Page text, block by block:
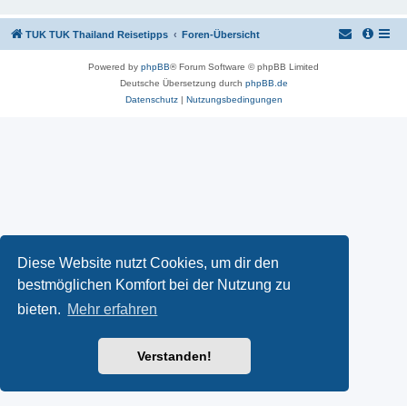
Diese Website nutzt Cookies, um dir den
bestmöglichen Komfort bei der Nutzung zu
bieten. Mehr erfahren
Verstanden!
TUK TUK Thailand Reisetipps Foren-Übersicht
Powered by phpBB® Forum Software © phpBB Limited
Deutsche Übersetzung durch phpBB.de
Datenschutz| Nutzungsbedingungen